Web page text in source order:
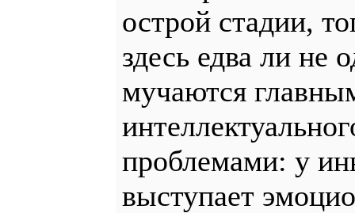
острой стадии,
здесь едва ли не
мучаются
проблемами: у
выступает